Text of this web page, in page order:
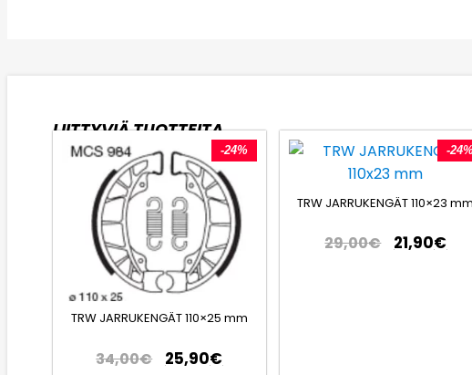
LIITTYVIÄ TUOTTEITA
-24%
TRW JARRUKENGÄT 110×25 mm
34,00€ 25,90€
-
TRW JARRUKENGÄT 110×23 mm
29,00€ 21,90€